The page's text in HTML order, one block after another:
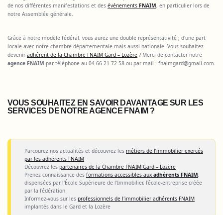
de nos différentes manifestations et des événements FNAIM, en particulier lors de
notre Assemblée générale.
Grâce à notre modèle fédéral, vous aurez une double représentativité ; d'une part
locale avec notre chambre départementale mais aussi nationale. Vous souhaitez
devenir adhérent de la Chambre FNAIM Gard – Lozère ? Merci de contacter notre
agence FNAIM par téléphone au 04 66 21 72 58 ou par mail : fnaimgard@gmail.com.
VOUS SOUHAITEZ EN SAVOIR DAVANTAGE SUR LES
SERVICES DE NOTRE AGENCE FNAIM ?
Parcourez nos actualités et découvrez les métiers de l’immobilier exercés
par les adhérents FNAIM
Découvrez les partenaires de la Chambre FNAIM Gard – Lozère
Prenez connaissance des formations accessibles aux adhérents FNAIM,
dispensées par l'École Supérieure de l'Immobilier, l'école-entreprise créée
par la fédération
Informez-vous sur les professionnels de l'immobilier adhérents FNAIM
implantés dans le Gard et la Lozère